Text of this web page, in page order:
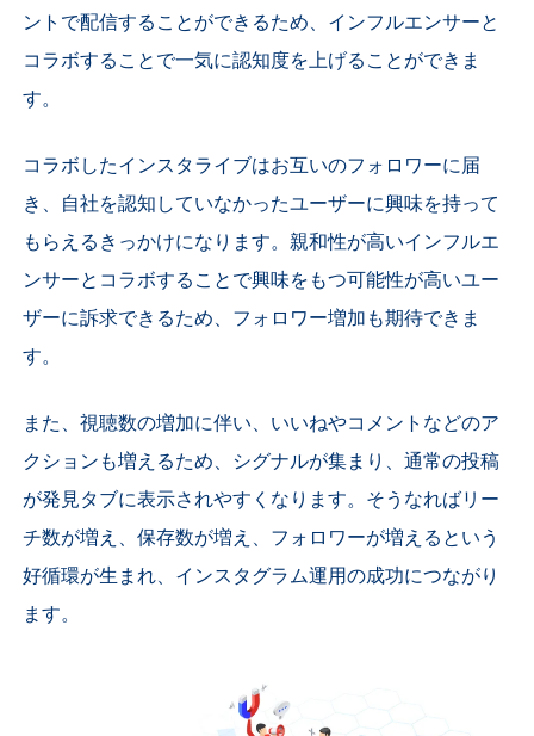
ントで配信することができるため、インフルエンサーと
コラボすることで一気に認知度を上げることができま
す。
コラボしたインスタライブはお互いのフォロワーに届
き、自社を認知していなかったユーザーに興味を持って
もらえるきっかけになります。親和性が高いインフルエ
ンサーとコラボすることで興味をもつ可能性が高いユー
ザーに訴求できるため、フォロワー増加も期待できま
す。
また、視聴数の増加に伴い、いいねやコメントなどのア
クションも増えるため、シグナルが集まり、通常の投稿
が発見タブに表示されやすくなります。そうなればリー
チ数が増え、保存数が増え、フォロワーが増えるという
好循環が生まれ、インスタグラム運用の成功につながり
ます。